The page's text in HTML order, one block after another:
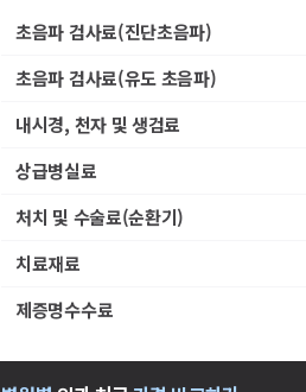
초음파 검사료(진단초음파)
초음파 검사료(유도 초음파)
내시경, 천자 및 생검료
상급병실료
처치 및 수술료(순환기)
치료재료
제증명수수료